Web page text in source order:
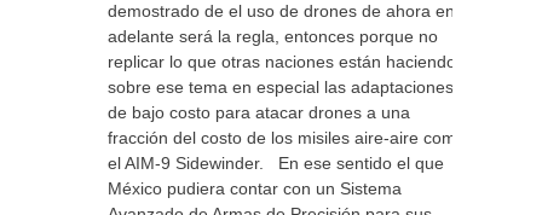
demostrado de el uso de drones de ahora en
adelante será la regla, entonces porque no
replicar lo que otras naciones están haciendo
sobre ese tema en especial las adaptaciones
de bajo costo para atacar drones a una
fracción del costo de los misiles aire-aire como
el AIM-9 Sidewinder. En ese sentido el que
México pudiera contar con un Sistema